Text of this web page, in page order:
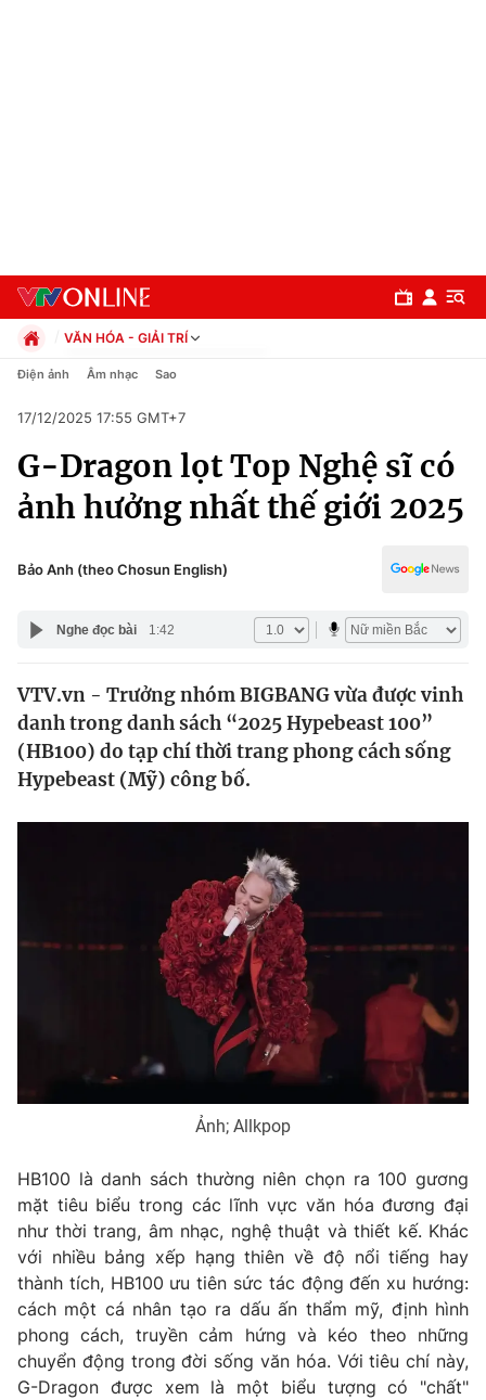
Chuyên mục
Chính trị
Pháp luật
Thế giới
Tin tức
Góc doanh nghiệp
Khán giả
Âm nhạc
Du lịch
Chất lượng cuộc sống
Tuyển sinh
Học trực tuyến
Công nghệ
Hitech Công nghệ tương lai
Sản phẩm
Thị trường
Tư vấn
Giao lưu trực tuyến
Lịch phát sóng
Chuyên mục khác
VĂN HÓA - GIẢI TRÍ
Chính trị
Pháp luật
Kinh tế
Thể thao
Truyền hình
Y tế
Công nghệ
Điện ảnh Âm nhạc Sao
17/12/2025 17:55 GMT+7
G-Dragon lọt Top Nghệ sĩ có
ảnh hưởng nhất thế giới 2025
Bảo Anh (theo Chosun English)
Nghe đọc bài 1:42
VTV.vn - Trưởng nhóm BIGBANG vừa được vinh
danh trong danh sách “2025 Hypebeast 100”
(HB100) do tạp chí thời trang phong cách sống
Hypebeast (Mỹ) công bố.
Ảnh; Allkpop
HB100 là danh sách thường niên chọn ra 100 gương
mặt tiêu biểu trong các lĩnh vực văn hóa đương đại
như thời trang, âm nhạc, nghệ thuật và thiết kế. Khác
với nhiều bảng xếp hạng thiên về độ nổi tiếng hay
thành tích, HB100 ưu tiên sức tác động đến xu hướng:
cách một cá nhân tạo ra dấu ấn thẩm mỹ, định hình
phong cách, truyền cảm hứng và kéo theo những
chuyển động trong đời sống văn hóa. Với tiêu chí này,
G-Dragon được xem là một biểu tượng có "chất"